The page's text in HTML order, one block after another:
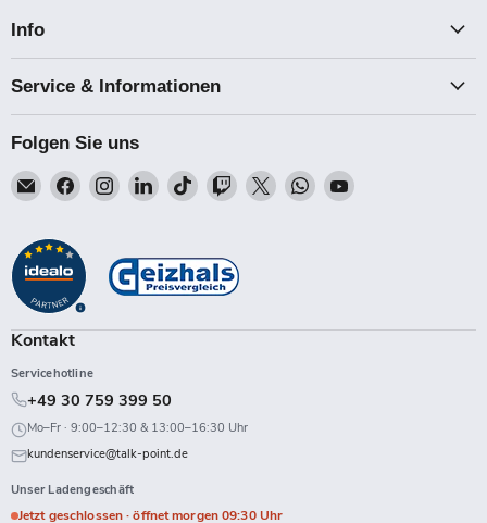
Info
Service & Informationen
Folgen Sie uns
Email
Talk-
Finden
Sie
auf
Facebook
Finden
Sie
Instagram
Finden
Sie
LinkedIn
Finden
Sie
TikTok
Finden
Sie
Twitch
Finden
Sie
Finden
Sie
Finden
Kontakt
Servicehotline
+49 30 759 399 50
Mo–Fr · 9:00–12:30 & 13:00–16:30 Uhr
kundenservice@talk-point.de
Unser Ladengeschäft
Jetzt geschlossen · öffnet morgen 09:30 Uhr